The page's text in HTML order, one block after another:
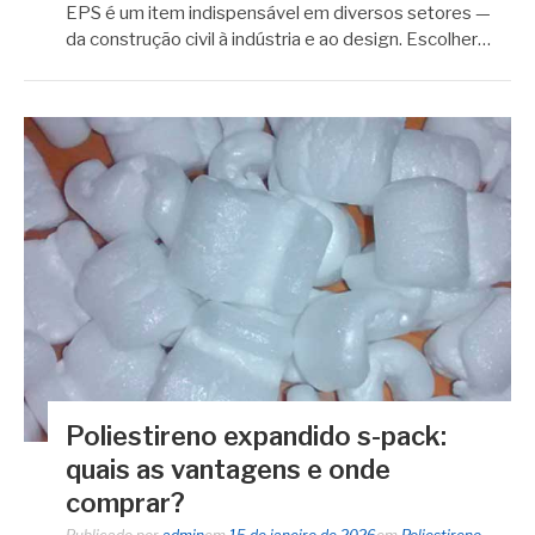
EPS é um item indispensável em diversos setores —
da construção civil à indústria e ao design. Escolher…
Poliestireno expandido s-pack:
quais as vantagens e onde
comprar?